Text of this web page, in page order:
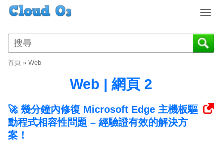
T
g
g
i
首頁 » Web
Web | 網頁 2
🚀 幾分鐘內修復 Microsoft Edge 主機板驅
動程式相容性問題 – 經驗證有效的解決方
案！